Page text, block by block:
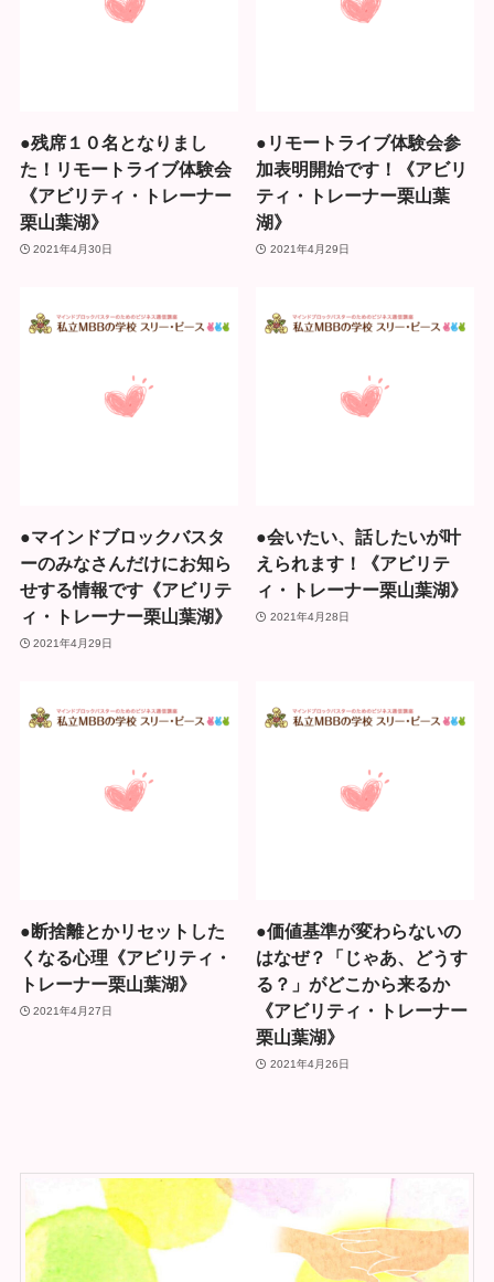
●残席１０名となりまし
た！リモートライブ体験会
《アビリティ・トレーナー
栗山葉湖》
2021年4月30日
●リモートライブ体験会参
加表明開始です！《アビリ
ティ・トレーナー栗山葉
湖》
2021年4月29日
●マインドブロックバスタ
ーのみなさんだけにお知ら
せする情報です《アビリテ
ィ・トレーナー栗山葉湖》
2021年4月29日
●会いたい、話したいが叶
えられます！《アビリテ
ィ・トレーナー栗山葉湖》
2021年4月28日
●断捨離とかリセットした
くなる心理《アビリティ・
トレーナー栗山葉湖》
2021年4月27日
●価値基準が変わらないの
はなぜ？「じゃあ、どうす
る？」がどこから来るか
《アビリティ・トレーナー
栗山葉湖》
2021年4月26日